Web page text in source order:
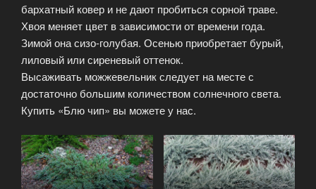
бархатный ковер и не дают пробиться сорной траве.
Хвоя меняет цвет в зависимости от времени года.
Зимой она сизо-голубая. Осенью приобретает бурый,
лиловый или сиреневый оттенок.
Высаживать можжевельник следует на месте с
достаточно большим количеством солнечного света.
Купить «Блю чип» вы можете у нас.